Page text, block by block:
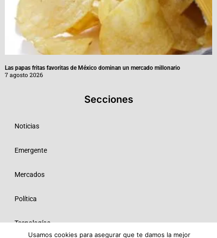
Las papas fritas favoritas de México dominan un mercado millonario
7 agosto 2026
Secciones
Noticias
Emergente
Mercados
Política
Tecnologías
Usamos cookies para asegurar que te damos la mejor